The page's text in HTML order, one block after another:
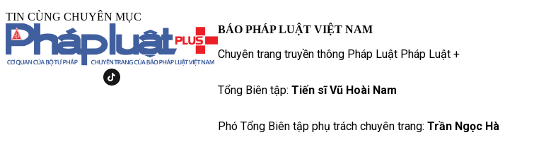
TIN CÙNG CHUYÊN MỤC
BÁO PHÁP LUẬT VIỆT NAM
Chuyên trang truyền thông Pháp Luật Pháp Luật +
Tổng Biên tập: Tiến sĩ Vũ Hoài Nam
Phó Tổng Biên tập phụ trách chuyên trang: Trần Ngọc Hà